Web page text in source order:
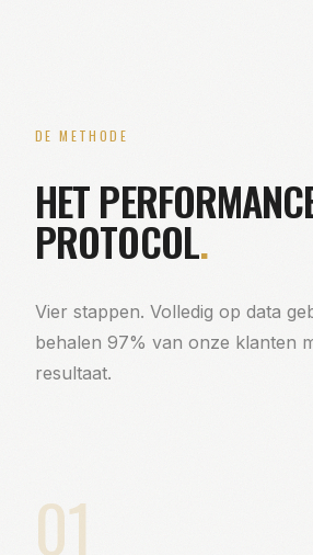
DE METHODE
HET
PROTOCOL.
Vier stappen. Volledig op data
behalen 97% van onze klanten
resultaat.
01